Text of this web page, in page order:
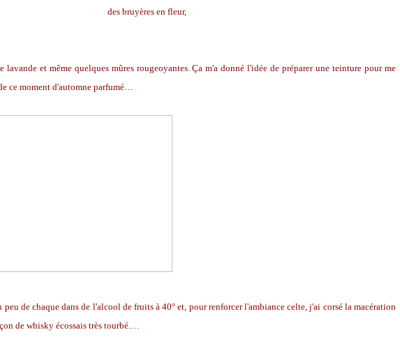
bruyères en fleur,
lavande et même quelques mûres rougeoyantes. Ça m'a donné l'idée de préparer une teinture pour me
ce moment d'automne parfumé…
peu de chaque dans de l'alcool de fruits à 40° et, pour renforcer l'ambiance celte, j'ai corsé la macération
de whisky écossais très tourbé.…